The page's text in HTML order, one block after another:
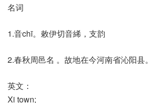
名词
1.音chī。敕伊切音絺，支韵
2.春秋周邑名 。故地在今河南省沁阳县。
英文：
Xi town;